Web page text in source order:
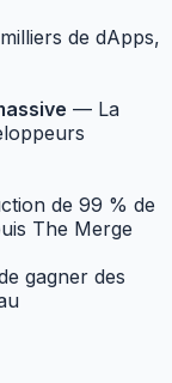
de dApps,
— La
de 99 % de
The Merge
gagner des